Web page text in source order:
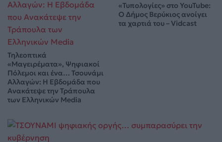
Τηλεοπτικά
«Μαγειρέματα», Ψηφιακοί
Πόλεμοι και ένα… Τσουνάμι
Αλλαγών: Η Εβδομάδα που
Ανακάτεψε την Τράπουλα
των Ελληνικών Media
«Τυπολογίες» στο YouTube:
Ο Δήμος Βερύκιος ανοίγει
τα χαρτιά του – Vidcast